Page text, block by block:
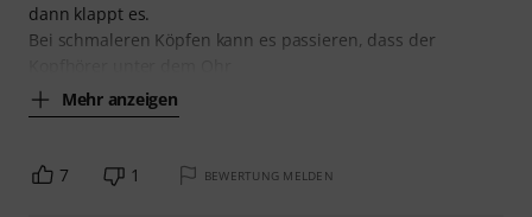
dann klappt es.
Bei schmaleren Köpfen kann es passieren, dass der
Mehr anzeigen
7 1 BEWERTUNG MELDEN